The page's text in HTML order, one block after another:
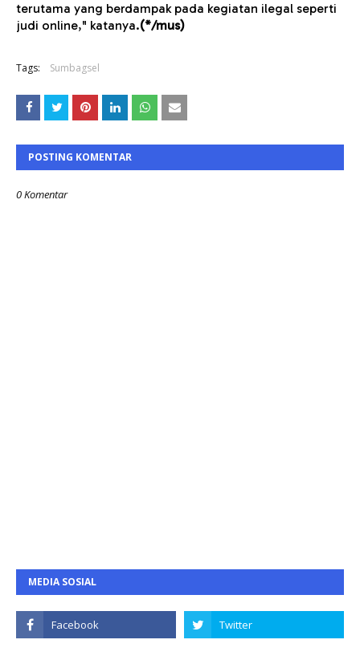
terutama yang berdampak pada kegiatan ilegal seperti
judi online," katanya.(*/mus)
Tags: Sumbagsel
POSTING KOMENTAR
0 Komentar
MEDIA SOSIAL